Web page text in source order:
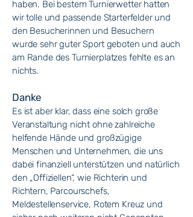
haben. Bei bestem Turnierwetter hatten
wir tolle und passende Starterfelder und
den Besucherinnen und Besuchern
wurde sehr guter Sport geboten und auch
am Rande des Turnierplatzes fehlte es an
nichts.
Danke
Es ist aber klar, dass eine solch große
Veranstaltung nicht ohne zahlreiche
helfende Hände und großzügige
Menschen und Unternehmen, die uns
dabei finanziell unterstützen und natürlich
den „Offiziellen“, wie Richterin und
Richtern, Parcourschefs,
Meldestellenservice, Rotem Kreuz und